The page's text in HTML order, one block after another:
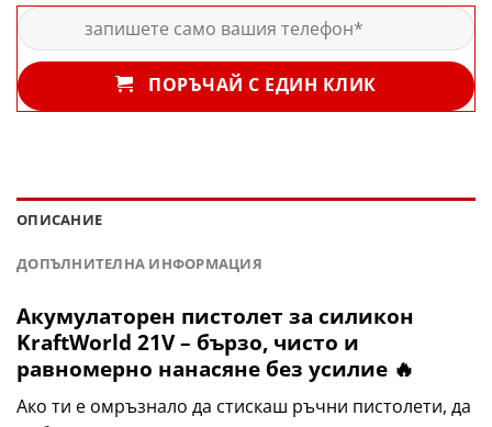
ПОРЪЧАЙ С ЕДИН КЛИК
ОПИСАНИЕ
ДОПЪЛНИТЕЛНА ИНФОРМАЦИЯ
Акумулаторен пистолет за силикон
KraftWorld 21V – бързо, чисто и
равномерно нанасяне без усилие 🔥
Ако ти е омръзнало да стискаш ръчни пистолети, да